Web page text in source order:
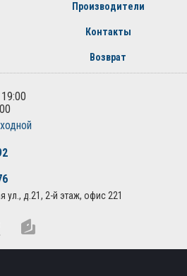
Производители
Контакты
Возврат
ул., д.21, 2-й этаж, офис 221